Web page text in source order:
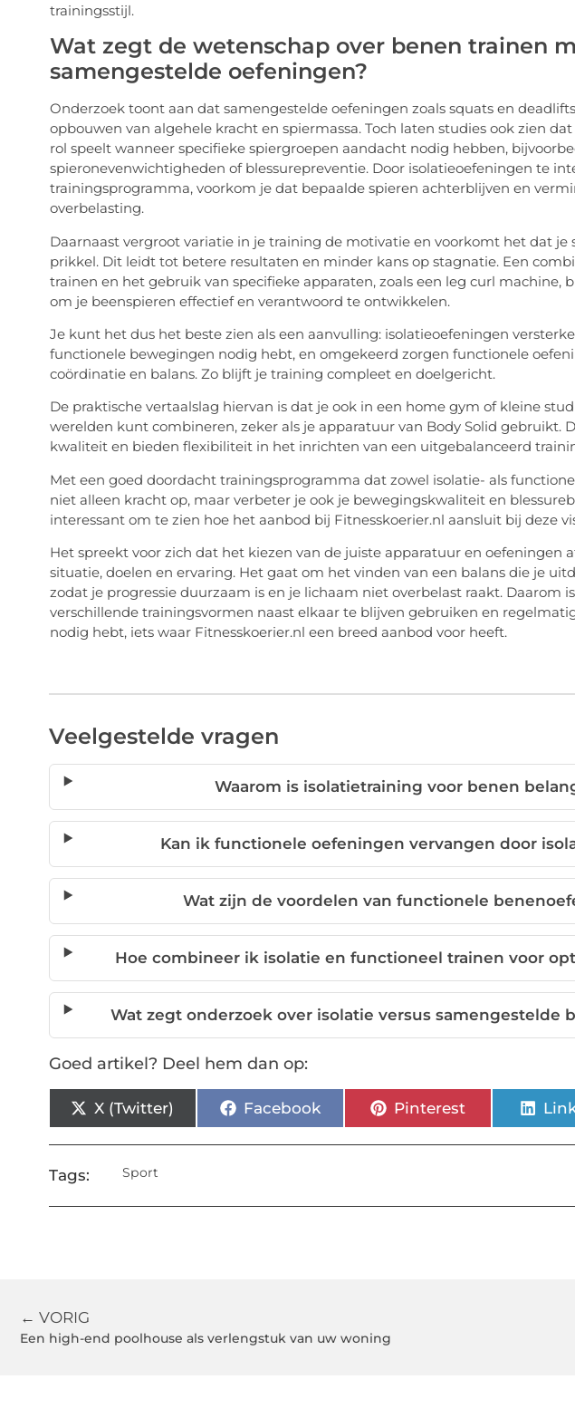
trainingsstijl.
Wat zegt de wetenschap over benen trainen
samengestelde oefeningen?
Onderzoek toont aan dat samengestelde oefeningen zoals squats en
opbouwen van algehele kracht en spiermassa. Toch laten studies ook zien
rol speelt wanneer specifieke spiergroepen aandacht nodig hebben,
spieronevenwichtigheden of blessurepreventie. Door isolatieoefeningen te
trainingsprogramma, voorkom je dat bepaalde spieren achterblijven en
overbelasting.
Daarnaast vergroot variatie in je training de motivatie en voorkomt het dat je
prikkel. Dit leidt tot betere resultaten en minder kans op stagnatie. Een
trainen en het gebruik van specifieke apparaten, zoals een leg curl machine,
om je beenspieren effectief en verantwoord te ontwikkelen.
Je kunt het dus het beste zien als een aanvulling: isolatieoefeningen
functionele bewegingen nodig hebt, en omgekeerd zorgen functionele
coördinatie en balans. Zo blijft je training compleet en doelgericht.
De praktische vertaalslag hiervan is dat je ook in een home gym of kleine
werelden kunt combineren, zeker als je apparatuur van Body Solid gebruikt.
kwaliteit en bieden flexibiliteit in het inrichten van een uitgebalanceerd
Met een goed doordacht trainingsprogramma dat zowel isolatie- als
niet alleen kracht op, maar verbeter je ook je bewegingskwaliteit en
interessant om te zien hoe het aanbod bij Fitnesskoerier.nl aansluit bij deze
Het spreekt voor zich dat het kiezen van de juiste apparatuur en oefeningen
situatie, doelen en ervaring. Het gaat om het vinden van een balans die je
zodat je progressie duurzaam is en je lichaam niet overbelast raakt. Daarom
verschillende trainingsvormen naast elkaar te blijven gebruiken en
nodig hebt, iets waar Fitnesskoerier.nl een breed aanbod voor heeft.
Veelgestelde vragen
Waarom is isolatietraining voor benen
Kan ik functionele oefeningen vervangen door
Wat zijn de voordelen van functionele
Hoe combineer ik isolatie en functioneel trainen voor
Wat zegt onderzoek over isolatie versus samengestelde
Goed artikel? Deel hem dan op:
X (Twitter) Facebook Pinterest
Tags: Sport
← VORIG
Een high-end poolhouse als verlengstuk van uw woning